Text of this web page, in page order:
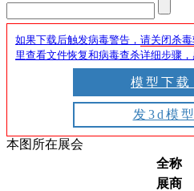
如果下载后触发病毒警告， 请关闭杀毒
里查看文件恢复和病毒查杀详细步骤，
模型下载
发3d模
本图所在展会
全称
展商